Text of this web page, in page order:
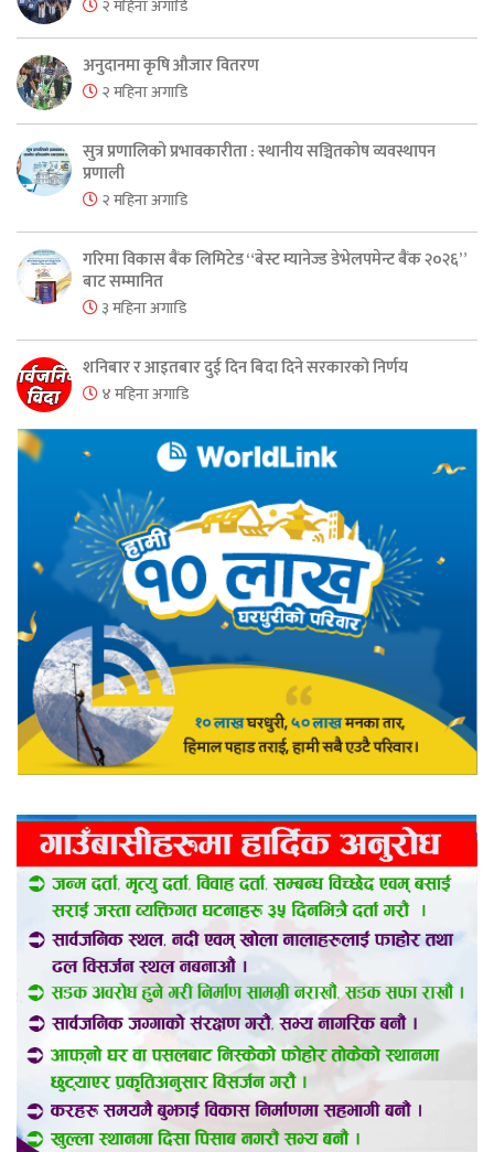
२ महिना अगाडि
अनुदानमा कृषि औजार वितरण
२ महिना अगाडि
सुत्र प्रणालिको प्रभावकारीता : स्थानीय सञ्चितकोष व्यवस्थापन
प्रणाली
२ महिना अगाडि
गरिमा विकास बैंक लिमिटेड “बेस्ट म्यानेज्ड डेभेलपमेन्ट बैंक २०२६”
बाट सम्मानित
३ महिना अगाडि
शनिबार र आइतबार दुई दिन बिदा दिने सरकारको निर्णय
४ महिना अगाडि